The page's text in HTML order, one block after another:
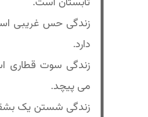
زندگی حس غریبی
دارد.
زندگی سوت قطاری
مى پیچد.
زندگی شستن یک